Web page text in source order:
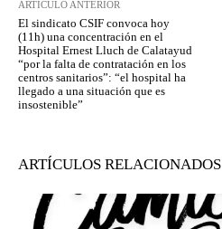
ARTÍCULO ANTERIOR
El sindicato CSIF convoca hoy
(11h) una concentración en el
Hospital Ernest Lluch de Calatayud
“por la falta de contratación en los
centros sanitarios”: “el hospital ha
llegado a una situación que es
insostenible”
ARTÍCULOS RELACIONADOS